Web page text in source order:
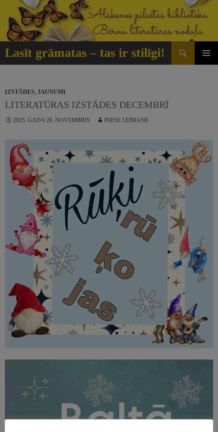
Doties
saturu
Lasīt grāmatas – tas ir stilīgi!
Meklēt
IZSTĀDES, JAUNUMI
LITERATŪRAS IZSTĀDES DECEMBRĪ
2025. GADA 28. NOVEMBRIS INESE LEIMANE